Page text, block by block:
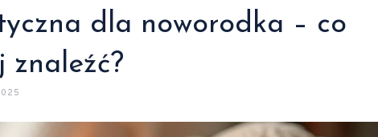
dla noworodka – co
znaleźć?